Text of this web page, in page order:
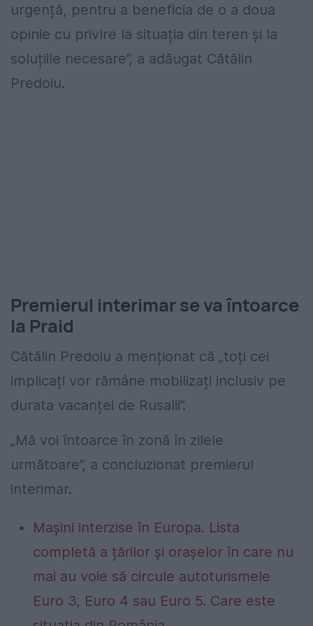
urgență, pentru a beneficia de o a doua
opinie cu privire la situația din teren și la
soluțiile necesare”, a adăugat Cătălin
Predoiu.
Premierul interimar se va întoarce
la Praid
Cătălin Predoiu a menționat că „toți cei
implicați vor rămâne mobilizați inclusiv pe
durata vacanței de Rusalii”.
„Mă voi întoarce în zonă în zilele
următoare”, a concluzionat premierul
interimar.
Mașini interzise în Europa. Lista
completă a țărilor și orașelor în care nu
mai au voie să circule autoturismele
Euro 3, Euro 4 sau Euro 5. Care este